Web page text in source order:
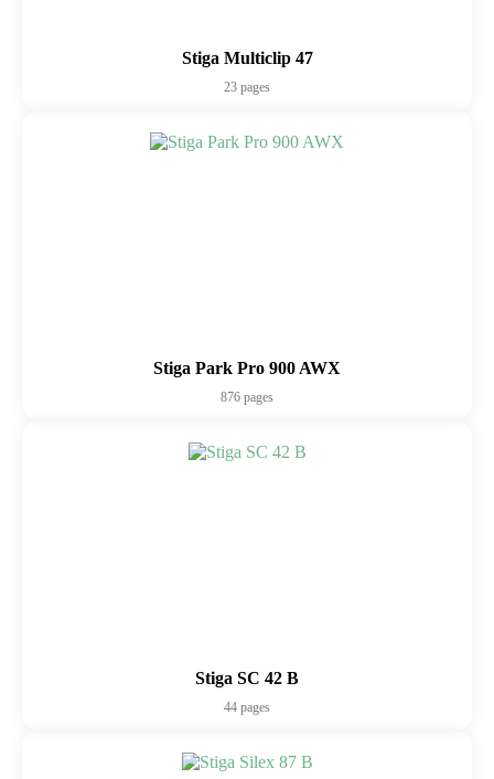
Stiga Multiclip 47
23 pages
Stiga Park Pro 900 AWX
876 pages
Stiga SC 42 B
44 pages